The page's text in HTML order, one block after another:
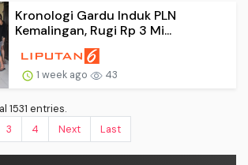
Kronologi Gardu Induk PLN
Kemalingan, Rugi Rp 3 Mi...
1 week ago 43
1531 entries.
3 4 Next Last